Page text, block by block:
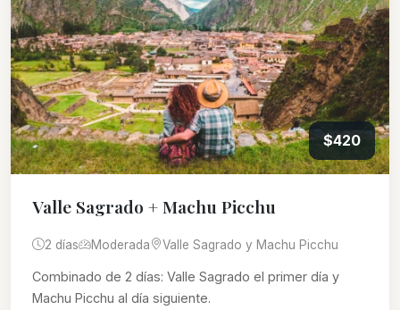
$420
Valle Sagrado + Machu Picchu
2 días Moderada Valle Sagrado y Machu Picchu
Combinado de 2 días: Valle Sagrado el primer día y
Machu Picchu al día siguiente.